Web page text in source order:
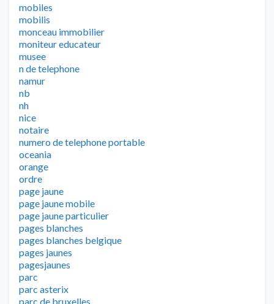
mobiles
mobilis
monceau immobilier
moniteur educateur
musee
n de telephone
namur
nb
nh
nice
notaire
numero de telephone portable
oceania
orange
ordre
page jaune
page jaune mobile
page jaune particulier
pages blanches
pages blanches belgique
pages jaunes
pagesjaunes
parc
parc asterix
parc de bruxelles